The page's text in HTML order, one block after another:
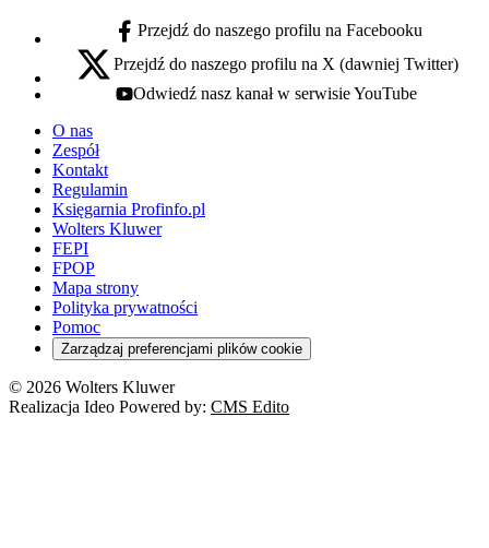
facebook - otwiera się w nowej karcie
Przejdź do naszego profilu na Facebooku
x - otwiera się w nowej karcie
Przejdź do naszego profilu na X (dawniej Twitter)
youtube - otwiera się w nowej karcie
Odwiedź nasz kanał w serwisie YouTube
O nas
Zespół
Kontakt
Regulamin
Księgarnia Profinfo.pl
Wolters Kluwer
FEPI
FPOP
Mapa strony
Polityka prywatności
Pomoc
Zarządzaj preferencjami plików cookie
© 2026 Wolters Kluwer
Realizacja Ideo Powered by: CMS Edito